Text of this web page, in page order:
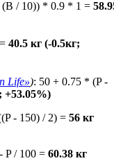
(B / 10)) * 0.9 * 1 =
240
=40.5 кг (-0.5кг;
Life»): 50 + 0.75 * (P -
+53.05%)
- 150) / 2) = 56 кг
P / 100 = 60.38 кг